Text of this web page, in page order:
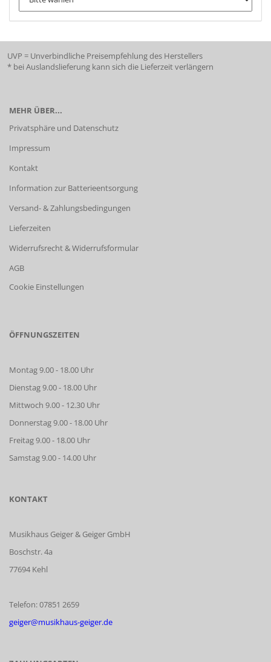
UVP = Unverbindliche Preisempfehlung des Herstellers
* bei Auslandslieferung kann sich die Lieferzeit verlängern
MEHR ÜBER...
Privatsphäre und Datenschutz
Impressum
Kontakt
Information zur Batterieentsorgung
Versand- & Zahlungsbedingungen
Lieferzeiten
Widerrufsrecht & Widerrufsformular
AGB
Cookie Einstellungen
ÖFFNUNGSZEITEN
Montag 9.00 - 18.00 Uhr
Dienstag 9.00 - 18.00 Uhr
Mittwoch 9.00 - 12.30 Uhr
Donnerstag 9.00 - 18.00 Uhr
Freitag 9.00 - 18.00 Uhr
Samstag 9.00 - 14.00 Uhr
KONTAKT
Musikhaus Geiger & Geiger GmbH
Boschstr. 4a
77694 Kehl
Telefon: 07851 2659
geiger@musikhaus-geiger.de